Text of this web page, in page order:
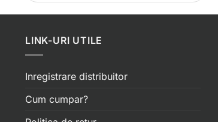
LINK-URI UTILE
Inregistrare distribuitor
Cum cumpar?